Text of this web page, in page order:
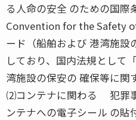
る人命の安全 のための国
Convention for the Safety
ード（船舶および 港湾施設
しており、国内法規として
湾施設の保安の 確保等に関
⑵コンテナに関わる 犯罪
ンテナへの電子シール の